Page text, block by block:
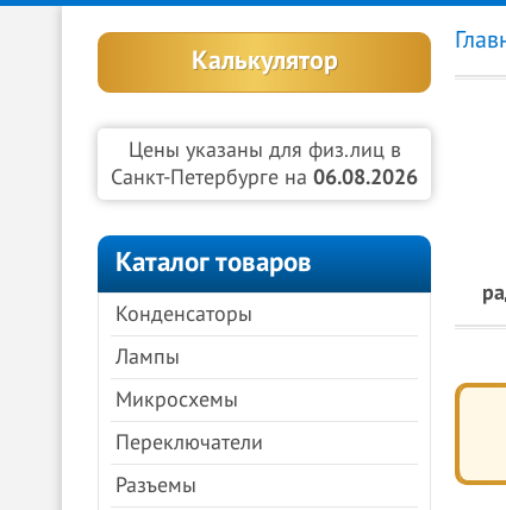
Калькулятор
Цены указаны для физ.лиц в
Санкт-Петербурге на 06.08.2026
Каталог товаров
Конденсаторы
Лампы
Микросхемы
Переключатели
Разъемы